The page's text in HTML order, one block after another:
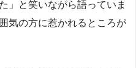
」と笑いながら語っていま
気の方に惹かれるところが